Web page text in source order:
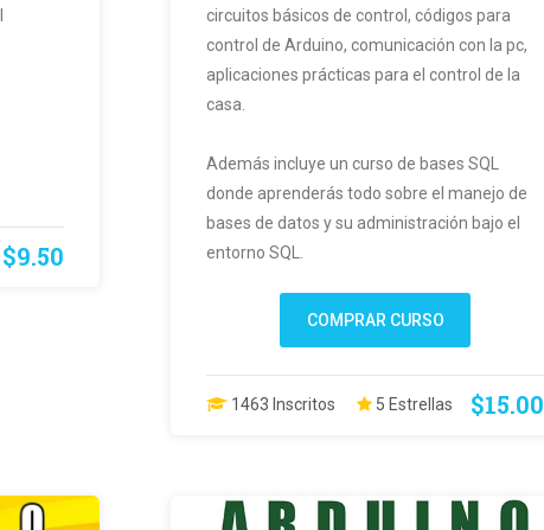
$9.50
circuitos básicos de control, códigos para
control de Arduino, comunicación con la pc,
aplicaciones prácticas para el control de la
casa.
Además incluye un curso de bases SQL
donde aprenderás todo sobre el manejo de
bases de datos y su administración bajo el
entorno SQL.
COMPRAR CURSO
1463 Inscritos 5 Estrellas $15.00